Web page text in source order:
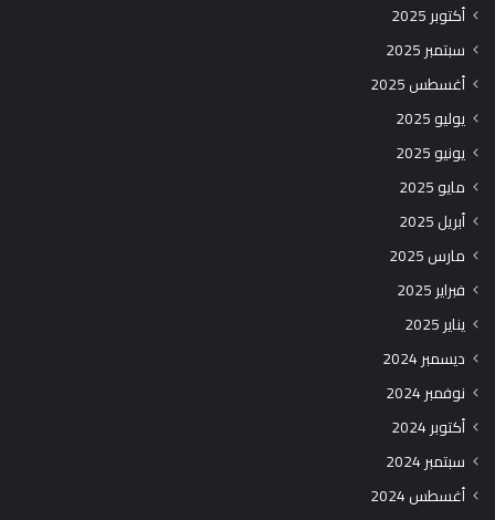
أكتوبر 2025
سبتمبر 2025
أغسطس 2025
يوليو 2025
يونيو 2025
مايو 2025
أبريل 2025
مارس 2025
فبراير 2025
يناير 2025
ديسمبر 2024
نوفمبر 2024
أكتوبر 2024
سبتمبر 2024
أغسطس 2024